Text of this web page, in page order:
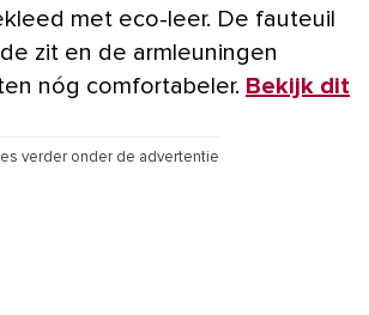
met eco-leer. De fauteuil
zit en de armleuningen
nóg comfortabeler. Bekijk dit
verder onder de advertentie